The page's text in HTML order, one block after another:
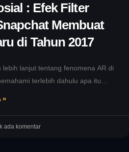
: Efek Filter
Membuat
di Tahun 2017
lanjut tentang fenomena AR di
terlebih dahulu apa itu
»
ada komentar